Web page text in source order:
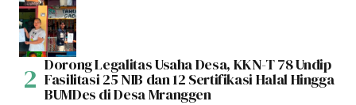
Dorong Legalitas Usaha Desa, KKN-T 78 Undip
Fasilitasi 25 NIB dan 12 Sertifikasi Halal Hingga
BUMDes di Desa Mranggen